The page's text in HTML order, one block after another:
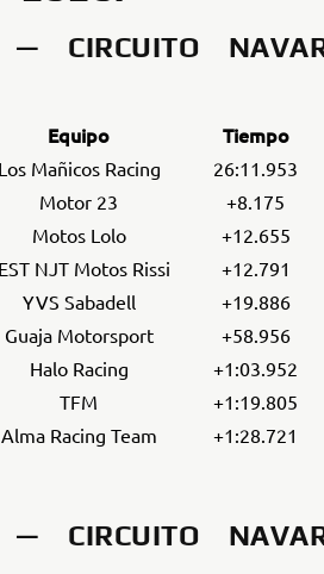
— CIRCUITO
Equipo Tiempo
Los Mañicos Racing
26:11.953
Motor 23
+8.175
Motos Lolo
+12.655
NJT Motos Rissi
+12.791
YVS Sabadell
+19.886
Guaja Motorsport
+58.956
Halo Racing
+1:03.952
TFM
+1:19.805
Alma Racing Team +1:28.721
— CIRCUITO